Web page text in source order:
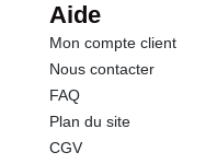
Aide
Mon compte client
Nous contacter
FAQ
Plan du site
CGV